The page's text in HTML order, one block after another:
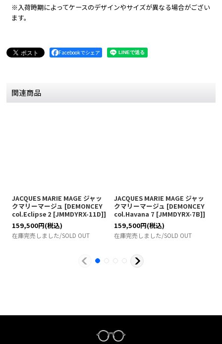
※入荷時期によってケースのデザインやサイズが異なる場合がござい
ます。
Facebookでシェア
関連商品
JACQUES MARIE MAGE ジャッ
クマリーマージュ [DEMONCEY
col.Eclipse 2 [JMMDYRX-11D]]
159,500円(税込)
在庫完売しました/SOLD OUT
JACQUES MARIE MAGE ジャッ
クマリーマージュ [DEMONCEY
col.Havana 7 [JMMDYRX-7B]]
159,500円(税込)
在庫完売しました/SOLD OUT